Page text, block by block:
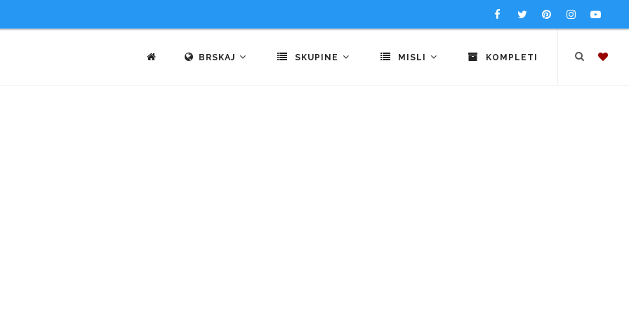
BRSKAJ SKUPINE MISLI KOMPLETI